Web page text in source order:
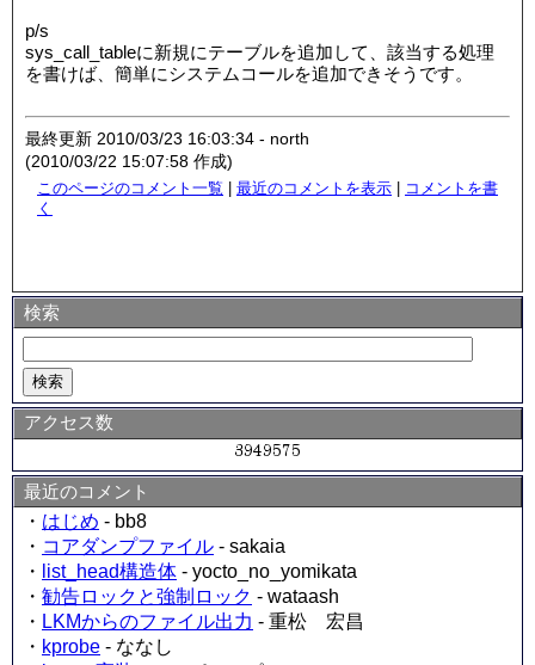
p/s
sys_call_tableに新規にテーブルを追加して、該当する処理
を書けば、簡単にシステムコールを追加できそうです。
最終更新 2010/03/23 16:03:34 - north
(2010/03/22 15:07:58 作成)
このページのコメント一覧 最近のコメントを表示
コメントを書
く
検索
アクセス数
最近のコメント
・ はじめ - bb8
・ コアダンプファイル - sakaia
・
list_head構造体 - yocto_no_yomikata
・ 勧告ロックと強制ロック - wataash
・ LKMからのファイル出力 - 重松 宏昌
・ kprobe - ななし